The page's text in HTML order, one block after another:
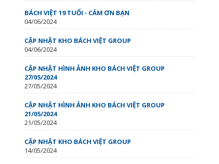
BÁCH VIỆT 19 TUỔI - CÁM ƠN BẠN
04/06/2024
CẬP NHẬT KHO BÁCH VIỆT GROUP
04/06/2024
CẬP NHẬT HÌNH ẢNH KHO BÁCH VIỆT GROUP
27/05/2024
27/05/2024
CẬP NHẬT HÌNH ẢNH KHO BÁCH VIỆT GROUP
21/05/2024
21/05/2024
CẬP NHẬT KHO BÁCH VIỆT GROUP
14/05/2024